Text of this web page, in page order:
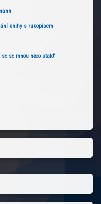
knihy s rukopisem
se mnou něco stalo“